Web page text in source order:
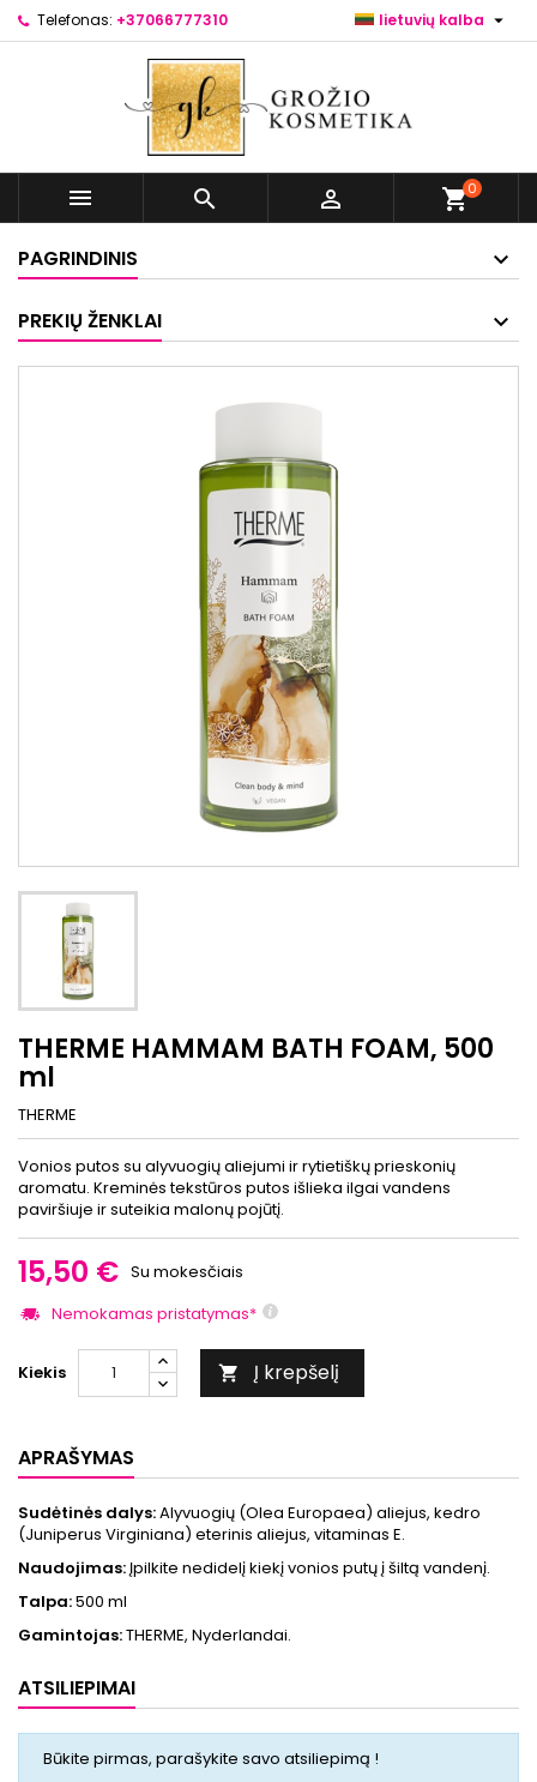
Telefonas: +37066777310 lietuvių kalba 
   shopping_cart0
PAGRINDINIS
PREKIŲ ŽENKLAI
THERME HAMMAM BATH FOAM, 500
ml
THERME
Vonios putos su alyvuogių aliejumi ir rytietiškų prieskonių
aromatu. Kreminės tekstūros putos išlieka ilgai vandens
paviršiuje ir suteikia malonų pojūtį.
15,50 € Su mokesčiais
Nemokamas pristatymas*
Kiekis  Į krepšelį
APRAŠYMAS
Sudėtinės dalys:Alyvuogių (Olea Europaea) aliejus, kedro
(Juniperus Virginiana) eterinis aliejus, vitaminas E.
Naudojimas:Įpilkite nedidelį kiekį vonios putų į šiltą vandenį.
Talpa:500 ml
Gamintojas:THERME, Nyderlandai.
ATSILIEPIMAI
Būkite pirmas, parašykite savo atsiliepimą !